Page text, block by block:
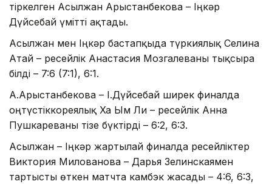
тіркелген Асылжан Арыстанбекова – Іңкәр
Дүйсебай үмітті ақтады.
Асылжан мен Іңкәр бастапқыда түркиялық Селина
Атай – ресейлік Анастасия Мозгалеваны тықсыра
білді – 7:6 (7:1), 6:1.
А.Арыстанбекова – І.Дүйсебай ширек финалда
оңтүстіккореялық Ха Ым Ли – ресейлік Анна
Пушкареваны тізе бүктірді – 6:2, 6:3.
Асылжан – Іңкәр жартылай финалда ресейліктер
Виктория Милованова – Дарья Зелинскаямен
тартысты өткен матчта камбэк жасады – 4:6, 6:3,